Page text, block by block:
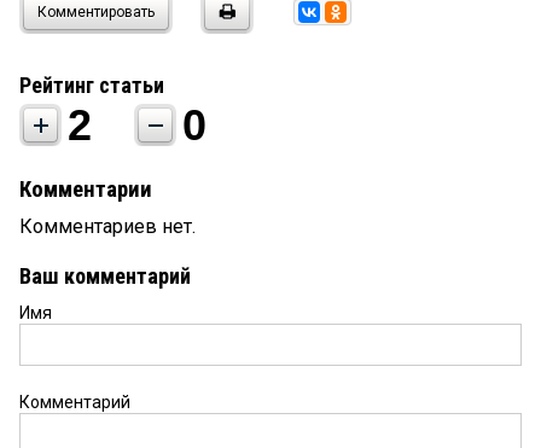
Комментировать
Рейтинг статьи
2 0
Комментарии
Комментариев нет.
Ваш комментарий
Имя
Комментарий